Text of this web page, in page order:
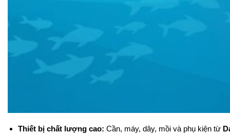
Thiết bị chất lượng cao: Cần, máy, dây, mồi và phụ kiện từ